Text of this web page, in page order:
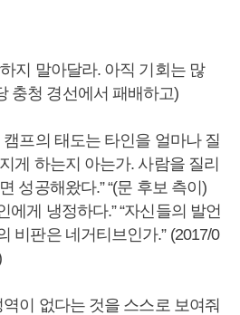
지 말아달라. 아직 기회는 많
충청 경선에서 패배하고)
프의 태도는 타인을 얼마나 질
게 하는지 아는가. 사람을 질리
성공해왔다.” “(문 후보 측이)
에게 냉정하다.” “자신들의 발언
비판은 네거티브인가.” (2017/0
이 없다는 것을 스스로 보여줘